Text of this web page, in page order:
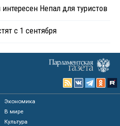
Непал для туристов
с 1 сентября
Экономика
В мире
Культура